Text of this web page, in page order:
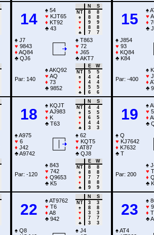
14
♠ 54
♥ KJT65
♦ KT92
♣ 43
N
S
NT
8
8
♠
8
8
♥
9
9
♦
8
8
♣
7 7
♠ J7
♥ 9843
♦ AQ84
♣ QJ6
♠ T863
♥ 72
♦ J65
♣AKT7
Par: 140
♠AKQ92
♥ AQ
♦ 73
♣ 9852
E
W
NT
5
5
♠
4
4
♥
4
4
♦
5
5
♣
6 6
15
♠
♥
♦
♣
♠ J854
♥ 93
♦ KQ84
♣ K84
Par: -400
♠
♥
♦
♣
18
♠ KQJT
♥ AJ983
♦ K
♣ T63
N
S
NT
4
4
♠
5
5
♥
6
5
♦
4
4
♣
3 3
♠A975
♥ 6
♦ J42
♣A9742
♠ 62
♥ KQT5
♦ AT87
♣ QJ8
Par: -120
♠ 843
♥ 742
♦ Q9653
♣ K5
E
W
NT
8
8
♠
8
8
♥
7
7
♦
8
8
♣
9 9
19
♠
♥ 5
♦
♣
♠ Q
♥ KJ7642
♦ K7632
♣ T
Par: 200
♠
♥
♦
♣
22
♠AT9762
♥ T6
♦ A8
♣ 942
N
S
NT
3
3
♠
8
8
♥
3
3
♦
7
7
♣
3 3
♠ Q8
♠ J4
23
♠
♥
♦
♣
♠AT4